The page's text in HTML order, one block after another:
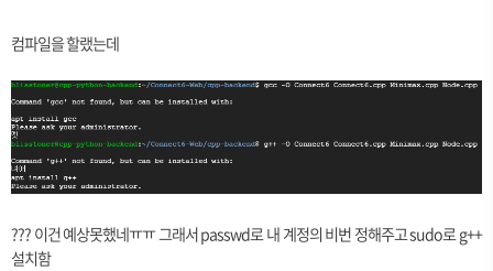
컴파일을 할랬는데
??? 이건 예상못했네ㅠㅠ 그래서 passwd로 내 계정의 비번 정해주고 sudo로 g++
설치함